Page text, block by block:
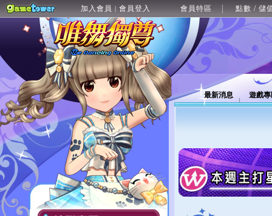
加入會員 | 會員登入 會員特區 點數 / 儲
最新消息 遊戲